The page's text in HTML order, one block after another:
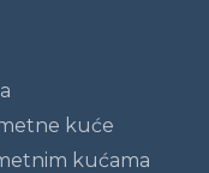
kuće
kućama